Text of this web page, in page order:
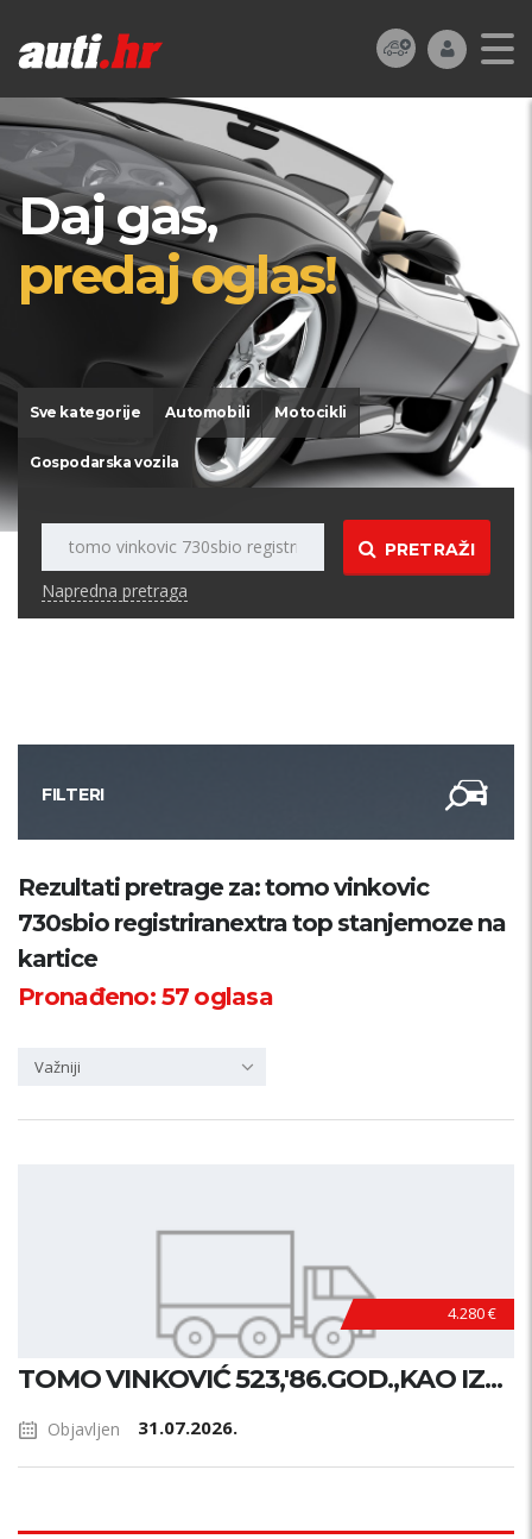
Daj gas,
predaj oglas!
Sve kategorije Automobili Motocikli
Gospodarska vozila
PRETRAŽI
Napredna pretraga
FILTERI
Kategorija
Samo sa slikom
Rezultati pretrage za: tomo vinkovic
730sbio registriranextra top stanjemoze na
kartice
Pronađeno:57oglasa
Važniji
4.280 €
TOMO VINKOVIĆ 523,'86.GOD.,KAO IZ...
Objavljen 31.07.2026.